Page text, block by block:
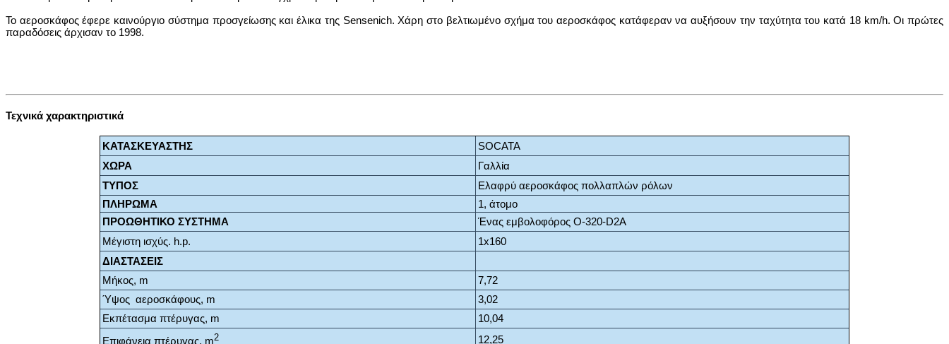
Το αεροσκάφος έφερε καινούργιο σύστημα προσγείωσης και έλικα της Sensenich. Χάρη στο βελτιωμένο σχήμα του αεροσκάφος κατάφεραν να αυξήσουν την ταχύτητα του κατά 18 km/h. Οι πρώτες
παραδόσεις άρχισαν το 1998.
Τεχνικά χαρακτηριστικά
ΚΑΤΑΣΚΕΥΑΣΤΗΣ
SOCATA
ΧΩΡΑ
Γαλλία
ΤΥΠΟΣ
Ελαφρύ αεροσκάφος πολλαπλών ρόλων
ΠΛΗΡΩΜΑ
1, άτομο
ΠΡΟΩΘΗΤΙΚΟ ΣΥΣΤΗΜΑ
Ένας εμβολοφόρος O-320-D2A
Μέγιστη ισχύς. h.p.
1x160
ΔΙΑΣΤΑΣΕΙΣ
Μήκος, m
7,72
Ύψος αεροσκάφους, m
3,02
Εκπέτασμα πτέρυγας, m
10,04
Επιφάνεια πτέρυγας, m2
12,25